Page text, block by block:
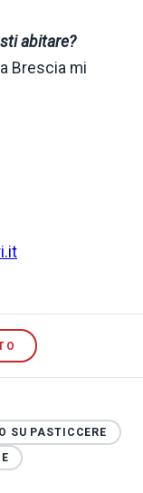
abitare?
Brescia mi
SU PASTICCERE